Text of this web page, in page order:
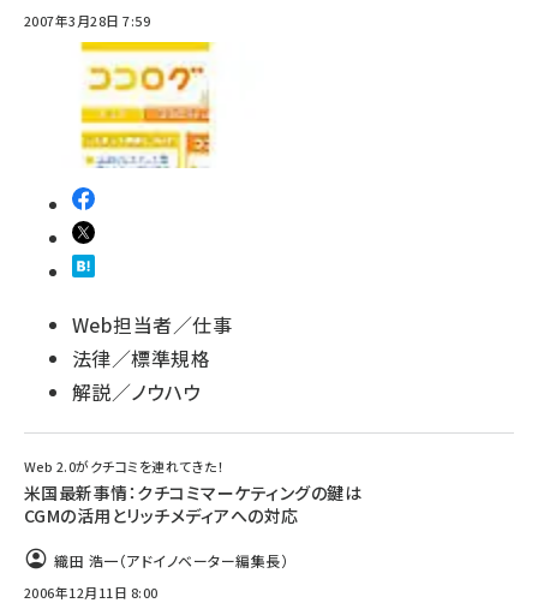
2007年3月28日 7:59
Web担当者／仕事
法律／標準規格
解説／ノウハウ
Web 2.0がクチコミを連れてきた！
米国最新事情：クチコミマーケティングの鍵は
CGMの活用とリッチメディアへの対応
織田 浩一（アドイノベーター編集長）
2006年12月11日 8:00